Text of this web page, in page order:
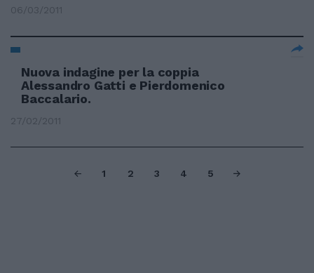
06/03/2011
Nuova indagine per la coppia
Alessandro Gatti e Pierdomenico
Baccalario.
27/02/2011
1 2 3 4 5